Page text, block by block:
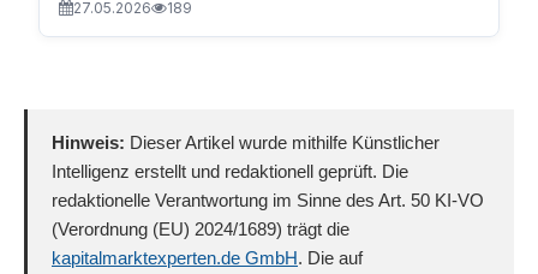
27.05.2026 189
Hinweis: Dieser Artikel wurde mithilfe Künstlicher
Intelligenz erstellt und redaktionell geprüft. Die
redaktionelle Verantwortung im Sinne des Art. 50 KI-VO
(Verordnung (EU) 2024/1689) trägt die
kapitalmarktexperten.de GmbH. Die auf